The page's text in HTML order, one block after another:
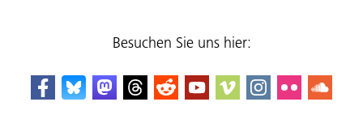
Besuchen Sie uns hier: